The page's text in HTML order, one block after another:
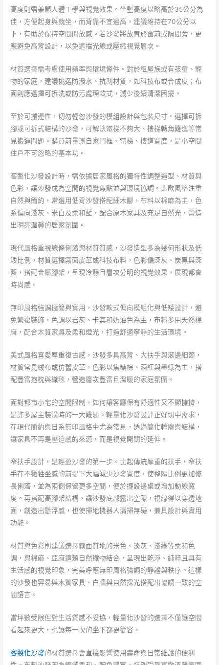
高度則需兼顧人體工學與視覺效果。坐墊高度以略高於35公分為
佳，方便起身與就坐，而背靠不宜過高，建議維持在70公分以
下，有助於保持空間開放感。若沙發將放置於窗前或隔間旁，更
應避免高背設計，以免遮擋光線或壓縮視覺層次。
材質選擇需考慮使用頻率與環境條件。對於租屋族或有孩童、寵
物的家庭，建議挑選防潑水、抗刮材質，如科技布或合成皮；布
面則應選擇可拆洗或防污處理款式，減少後續清潔困擾。
至於可搬運性，切勿輕忽沙發的模組設計與包裝尺寸。選擇可拆
腳或可拆式結構的沙發，可解決電梯不夠大、樓梯轉角難進等常
見搬運問題。購買前量測自家門框、電梯、樓道寬度，是小空間
住戶不可忽略的基本功。
客製化沙發設計時，需依據居家風格的獨特性調整造型、材質與
色彩，讓沙發成為空間的視覺焦點並與環境協調。北歐風格注重
自然與簡約，常選用低背沙發搭配細木腳，布料以棉麻為主，色
系偏向淺灰、米白及柔和藍，配合原木家具及充足自然光，營造
出明亮溫馨的居家氛圍。
現代風格重視線條俐落與材質質感，沙發造型多為幾何形狀及低
矮比例，材質選擇霧面皮革或科技布料，色彩偏深灰、炭黑與深
藍，搭配金屬腳架，呈現冷靜且層次分明的視覺效果，展現都會
時尚感。
無印風格強調極簡與實用，沙發款式偏向模組化與低矮設計，避
免繁複裝飾，色調以岩灰、卡其和奶油色為主，布料多用天然棉
麻，配合木質家具及柔和燈光，打造舒適寧靜的生活環境。
美式風格喜愛厚重復古感，沙發多具高背、大扶手與滾邊細節，
材質常見絨布或仿舊皮革，色彩以焦糖棕、酒紅與墨綠為主，搭
配豐富抱枕與織毯，營造層次豐富且溫暖的家庭氛圍。
面對都市小宅的空間限制，如何讓客廳保有舒適性又不顯擁擠，
是許多屋主裝潢時的一大難題。輕量化沙發設計正好切中需求，
在現代簡約與日系無印風格中尤為常見，透過簡化輪廓與結構，
讓家具不再是壓迫感的來源，而是視覺開闊的延伸。
窄扶手設計，是輕盈沙發的第一步。比起傳統厚重的扶手，窄扶
手在不犧牲坐感的前提下大幅減少沙發寬度，使整體比例更加修
長俐落，並為兩側保留更多空間，便於擺設邊桌或增加動線寬
度。再搭配高腳架結構，讓沙發底部露出空隙，視線得以穿透地
面，創造出懸浮感，也使掃地機器人清掃無礙，兼具設計與實用
功能。
材質與色彩則建議選擇霧面質地的米色、淡灰、淺綠等柔和色
調，與棉麻、亞麻這類自然織物結合，呈現出乾淨、純粹且具有
生活感的視覺印象，完美呼應無印風格強調的靜謐與秩序。這樣
的沙發也容易與木質家具、白牆與自然採光搭配出協調一致的空
間語言。
當坪數受限但對生活質感不妥協，輕量化沙發的選擇不僅讓空間
看起來更大，也讓每一次的坐下都更從容。
客製化沙發的材質選擇會直接影響使用壽命與日常維護的便利